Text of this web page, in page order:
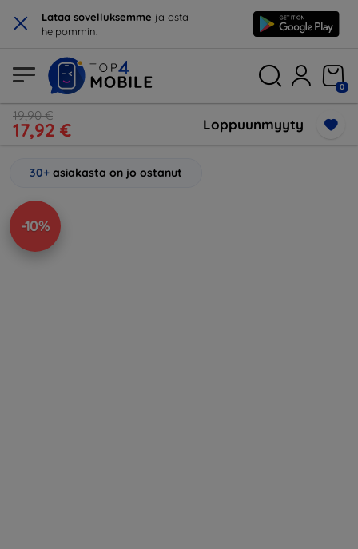
× Lataa sovelluksemme ja osta
helpommin.
0
19,90 €
17,92 € Loppuunmyyty
30+ asiakasta on jo ostanut
-10%